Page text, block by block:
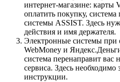
интернет-магазине: карты
оплатить покупку, система
системы ASSIST. Здесь
действия и имя держателя.
Электронные системы при
WebMoney и
система перенаправит вас
сервиса. Здесь
инструкции.